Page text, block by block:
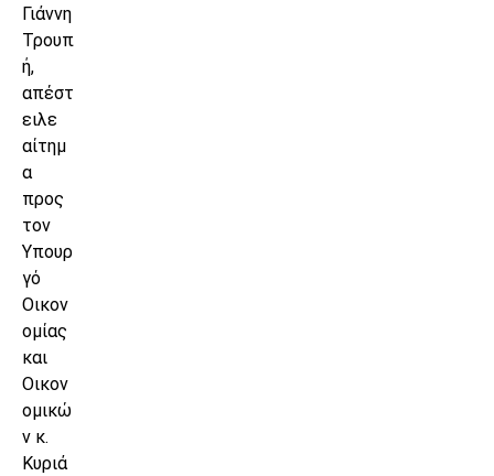
Γιάννη
Τρουπ
ή,
απέστ
ειλε
αίτημ
α
προς
τον
Υπουρ
γό
Οικον
ομίας
και
Οικον
ομικώ
ν κ.
Κυριά